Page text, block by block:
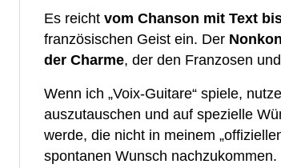
Es reicht vom Chanson mit Text
französischen Geist ein. Der
der Charme, der den Franzosen
Wenn ich „Voix-Guitare“ spiele,
auszutauschen und auf spezielle
werde, die nicht in meinem
spontanen Wunsch